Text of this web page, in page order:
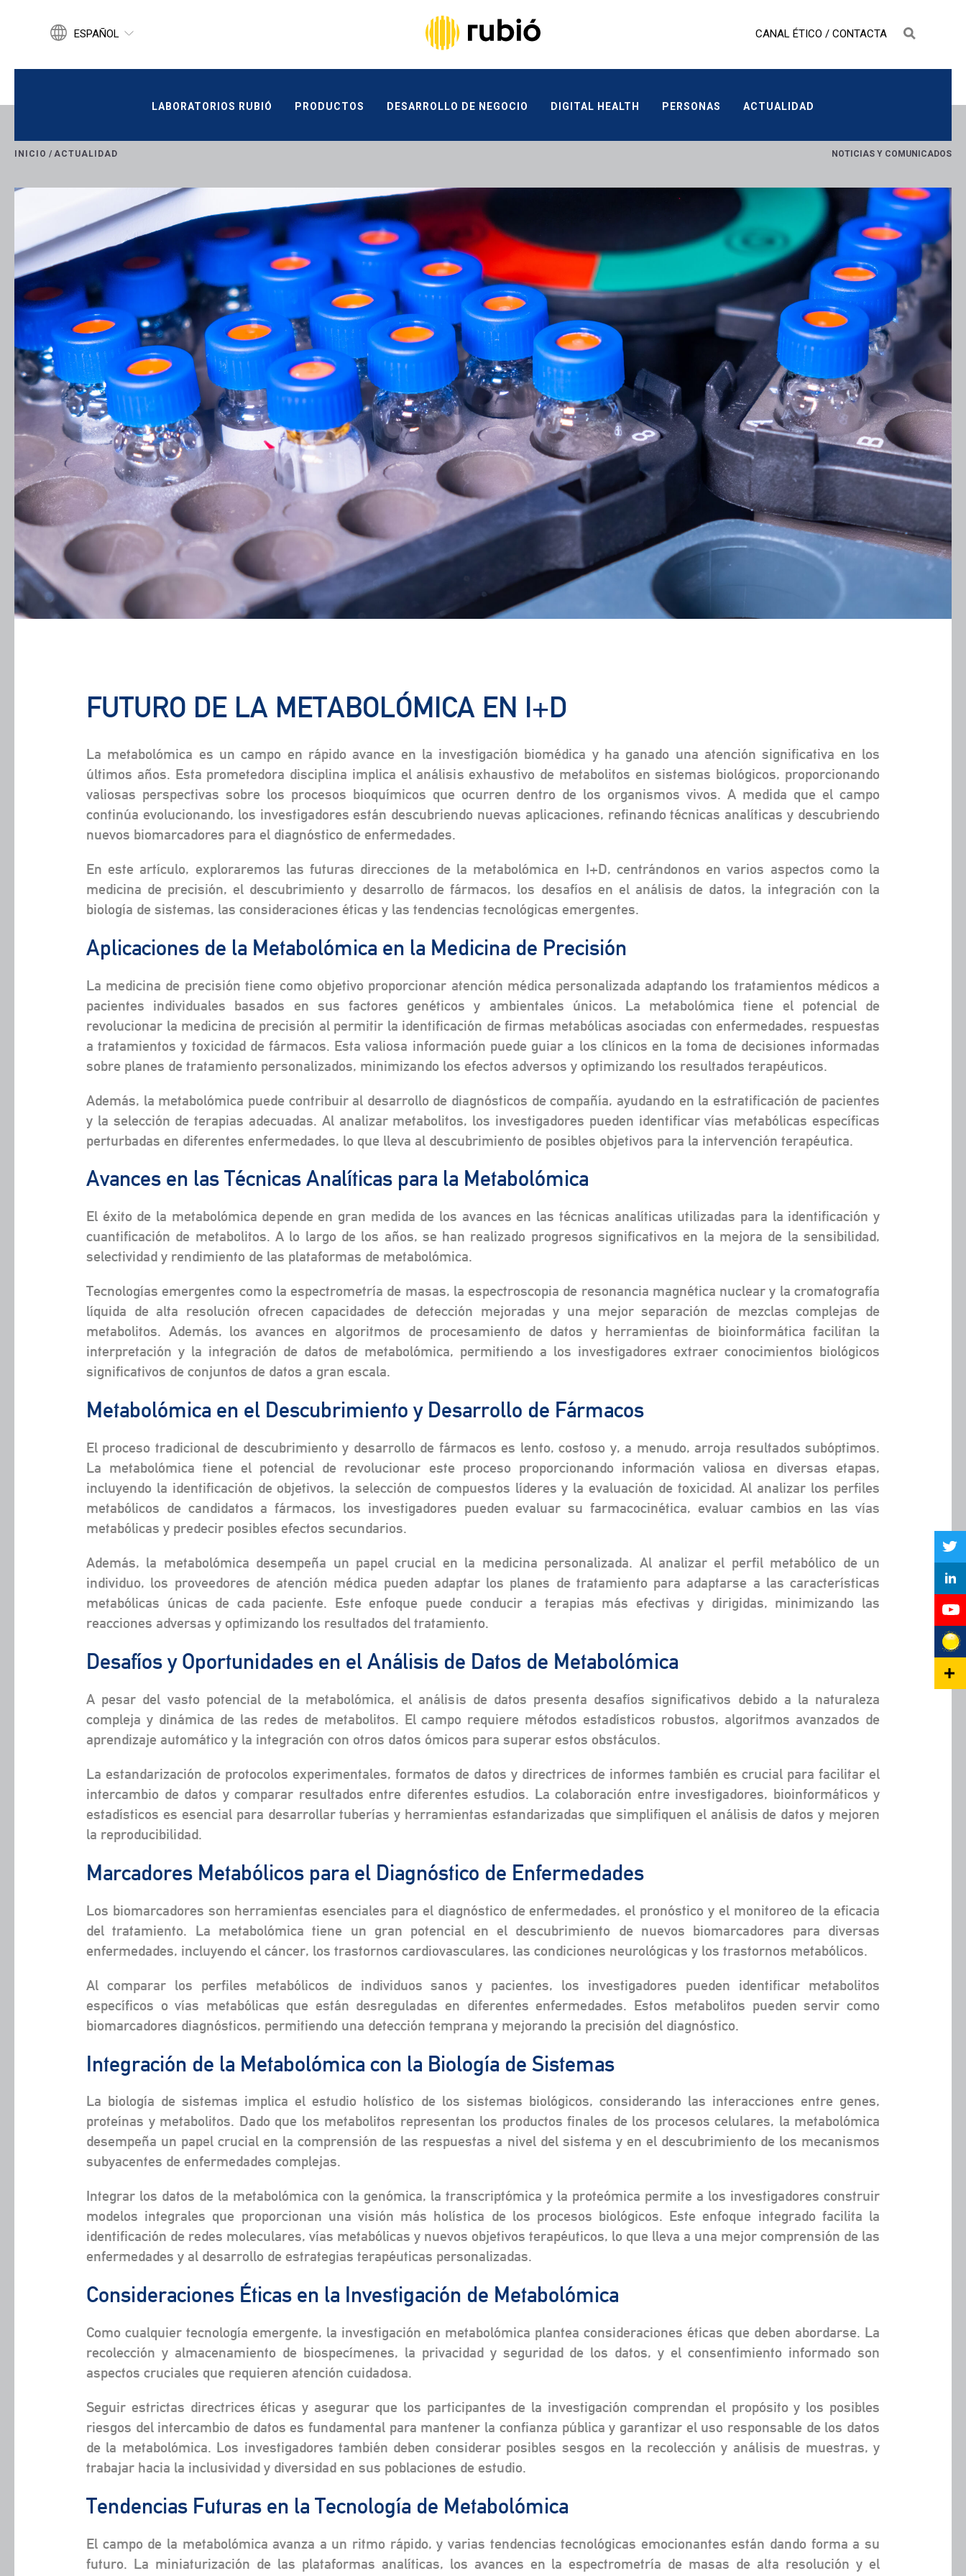
ESPAÑOL
CANAL ÉTICO / CONTACTA
LABORATORIOS RUBIÓ PRODUCTOS DESARROLLO DE NEGOCIO DIGITAL HEALTH PERSONAS ACTUALIDAD
INICIO / ACTUALIDAD NOTICIAS Y COMUNICADOS
FUTURO DE LA METABOLÓMICA EN I+D
La metabolómica es un campo en rápido avance en la investigación biomédica y ha ganado una atención significativa en los
últimos años. Esta prometedora disciplina implica el análisis exhaustivo de metabolitos en sistemas biológicos, proporcionando
valiosas perspectivas sobre los procesos bioquímicos que ocurren dentro de los organismos vivos. A medida que el campo
continúa evolucionando, los investigadores están descubriendo nuevas aplicaciones, refinando técnicas analíticas y descubriendo
nuevos biomarcadores para el diagnóstico de enfermedades.
En este artículo, exploraremos las futuras direcciones de la metabolómica en I+D, centrándonos en varios aspectos como la
medicina de precisión, el descubrimiento y desarrollo de fármacos, los desafíos en el análisis de datos, la integración con la
biología de sistemas, las consideraciones éticas y las tendencias tecnológicas emergentes.
Aplicaciones de la Metabolómica en la Medicina de Precisión
La medicina de precisión tiene como objetivo proporcionar atención médica personalizada adaptando los tratamientos médicos a
pacientes individuales basados en sus factores genéticos y ambientales únicos. La metabolómica tiene el potencial de
revolucionar la medicina de precisión al permitir la identificación de firmas metabólicas asociadas con enfermedades, respuestas
a tratamientos y toxicidad de fármacos. Esta valiosa información puede guiar a los clínicos en la toma de decisiones informadas
sobre planes de tratamiento personalizados, minimizando los efectos adversos y optimizando los resultados terapéuticos.
Además, la metabolómica puede contribuir al desarrollo de diagnósticos de compañía, ayudando en la estratificación de pacientes
y la selección de terapias adecuadas. Al analizar metabolitos, los investigadores pueden identificar vías metabólicas específicas
perturbadas en diferentes enfermedades, lo que lleva al descubrimiento de posibles objetivos para la intervención terapéutica.
Avances en las Técnicas Analíticas para la Metabolómica
El éxito de la metabolómica depende en gran medida de los avances en las técnicas analíticas utilizadas para la identificación y
cuantificación de metabolitos. A lo largo de los años, se han realizado progresos significativos en la mejora de la sensibilidad,
selectividad y rendimiento de las plataformas de metabolómica.
Tecnologías emergentes como la espectrometría de masas, la espectroscopia de resonancia magnética nuclear y la cromatografía
líquida de alta resolución ofrecen capacidades de detección mejoradas y una mejor separación de mezclas complejas de
metabolitos. Además, los avances en algoritmos de procesamiento de datos y herramientas de bioinformática facilitan la
interpretación y la integración de datos de metabolómica, permitiendo a los investigadores extraer conocimientos biológicos
significativos de conjuntos de datos a gran escala.
Metabolómica en el Descubrimiento y Desarrollo de Fármacos
El proceso tradicional de descubrimiento y desarrollo de fármacos es lento, costoso y, a menudo, arroja resultados subóptimos.
La metabolómica tiene el potencial de revolucionar este proceso proporcionando información valiosa en diversas etapas,
incluyendo la identificación de objetivos, la selección de compuestos líderes y la evaluación de toxicidad. Al analizar los perfiles
metabólicos de candidatos a fármacos, los investigadores pueden evaluar su farmacocinética, evaluar cambios en las vías
metabólicas y predecir posibles efectos secundarios.
Además, la metabolómica desempeña un papel crucial en la medicina personalizada. Al analizar el perfil metabólico de un
individuo, los proveedores de atención médica pueden adaptar los planes de tratamiento para adaptarse a las características
metabólicas únicas de cada paciente. Este enfoque puede conducir a terapias más efectivas y dirigidas, minimizando las
reacciones adversas y optimizando los resultados del tratamiento.
Desafíos y Oportunidades en el Análisis de Datos de Metabolómica
A pesar del vasto potencial de la metabolómica, el análisis de datos presenta desafíos significativos debido a la naturaleza
compleja y dinámica de las redes de metabolitos. El campo requiere métodos estadísticos robustos, algoritmos avanzados de
aprendizaje automático y la integración con otros datos ómicos para superar estos obstáculos.
La estandarización de protocolos experimentales, formatos de datos y directrices de informes también es crucial para facilitar el
intercambio de datos y comparar resultados entre diferentes estudios. La colaboración entre investigadores, bioinformáticos y
estadísticos es esencial para desarrollar tuberías y herramientas estandarizadas que simplifiquen el análisis de datos y mejoren
la reproducibilidad.
Marcadores Metabólicos para el Diagnóstico de Enfermedades
Los biomarcadores son herramientas esenciales para el diagnóstico de enfermedades, el pronóstico y el monitoreo de la eficacia
del tratamiento. La metabolómica tiene un gran potencial en el descubrimiento de nuevos biomarcadores para diversas
enfermedades, incluyendo el cáncer, los trastornos cardiovasculares, las condiciones neurológicas y los trastornos metabólicos.
Al comparar los perfiles metabólicos de individuos sanos y pacientes, los investigadores pueden identificar metabolitos
específicos o vías metabólicas que están desreguladas en diferentes enfermedades. Estos metabolitos pueden servir como
biomarcadores diagnósticos, permitiendo una detección temprana y mejorando la precisión del diagnóstico.
Integración de la Metabolómica con la Biología de Sistemas
La biología de sistemas implica el estudio holístico de los sistemas biológicos, considerando las interacciones entre genes,
proteínas y metabolitos. Dado que los metabolitos representan los productos finales de los procesos celulares, la metabolómica
desempeña un papel crucial en la comprensión de las respuestas a nivel del sistema y en el descubrimiento de los mecanismos
subyacentes de enfermedades complejas.
Integrar los datos de la metabolómica con la genómica, la transcriptómica y la proteómica permite a los investigadores construir
modelos integrales que proporcionan una visión más holística de los procesos biológicos. Este enfoque integrado facilita la
identificación de redes moleculares, vías metabólicas y nuevos objetivos terapéuticos, lo que lleva a una mejor comprensión de las
enfermedades y al desarrollo de estrategias terapéuticas personalizadas.
Consideraciones Éticas en la Investigación de Metabolómica
Como cualquier tecnología emergente, la investigación en metabolómica plantea consideraciones éticas que deben abordarse. La
recolección y almacenamiento de biospecímenes, la privacidad y seguridad de los datos, y el consentimiento informado son
aspectos cruciales que requieren atención cuidadosa.
Seguir estrictas directrices éticas y asegurar que los participantes de la investigación comprendan el propósito y los posibles
riesgos del intercambio de datos es fundamental para mantener la confianza pública y garantizar el uso responsable de los datos
de la metabolómica. Los investigadores también deben considerar posibles sesgos en la recolección y análisis de muestras, y
trabajar hacia la inclusividad y diversidad en sus poblaciones de estudio.
Tendencias Futuras en la Tecnología de Metabolómica
El campo de la metabolómica avanza a un ritmo rápido, y varias tendencias tecnológicas emocionantes están dando forma a su
futuro. La miniaturización de las plataformas analíticas, los avances en la espectrometría de masas de alta resolución y el